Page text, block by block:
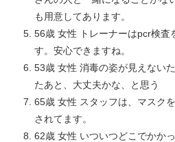
も用意してあります。
56歳 女性 トレーナーはpcr検査
す。安心できますね。
53歳 女性 消毒の姿が見えない
たあと、大丈夫かな、と思う
65歳 女性 スタッフは、マスク
されてます。
62歳 女性 いついつどこでかか